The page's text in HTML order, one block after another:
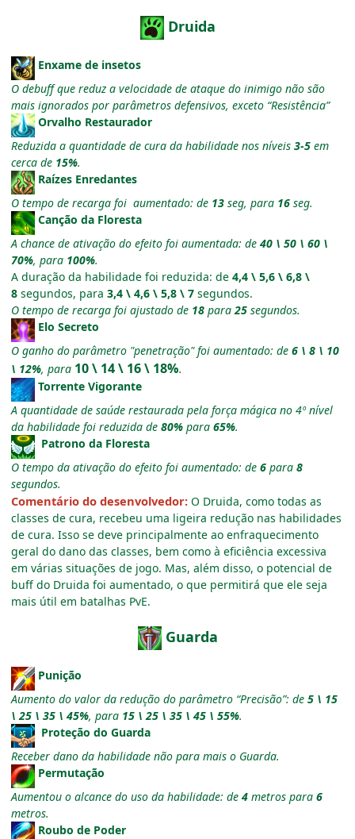
Druida
Enxame de insetos
O debuff que reduz a velocidade de ataque do inimigo não são
mais ignorados por parâmetros defensivos, exceto “Resistência”
Orvalho Restaurador
Reduzida a quantidade de cura da habilidade nos níveis 3-5 em
cerca de 15%.
Raízes Enredantes
O tempo de recarga foi aumentado: de 13 seg, para 16 seg.
Canção da Floresta
A chance de ativação do efeito foi aumentada: de 40 \ 50 \ 60 \
70%, para 100%.
A duração da habilidade foi reduzida: de 4,4 \ 5,6 \ 6,8 \
8 segundos, para 3,4 \ 4,6 \ 5,8 \ 7 segundos.
O tempo de recarga foi ajustado de 18 para 25 segundos.
Elo Secreto
O ganho do parâmetro "penetração" foi aumentado: de 6 \ 8 \ 10
\ 12%, para 10 \ 14 \ 16 \ 18%.
Torrente Vigorante
A quantidade de saúde restaurada pela força mágica no 4º nível
da habilidade foi reduzida de 80% para 65%.
Patrono da Floresta
O tempo da ativação do efeito foi aumentado: de 6 para 8
segundos.
Comentário do desenvolvedor: O Druida, como todas as
classes de cura, recebeu uma ligeira redução nas habilidades
de cura. Isso se deve principalmente ao enfraquecimento
geral do dano das classes, bem como à eficiência excessiva
em várias situações de jogo. Mas, além disso, o potencial de
buff do Druida foi aumentado, o que permitirá que ele seja
mais útil em batalhas PvE.
Guarda
Punição
Aumento do valor da redução do parâmetro “Precisão”: de 5 \ 15
\ 25 \ 35 \ 45%, para 15 \ 25 \ 35 \ 45 \ 55%.
Proteção do Guarda
Receber dano da habilidade não para mais o Guarda.
Permutação
Aumentou o alcance do uso da habilidade: de 4 metros para 6
metros.
Roubo de Poder